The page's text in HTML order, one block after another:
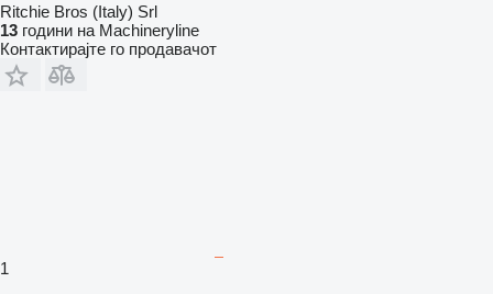
Ritchie Bros (Italy) Srl
13 години на Machineryline
Контактирајте го продавачот
1